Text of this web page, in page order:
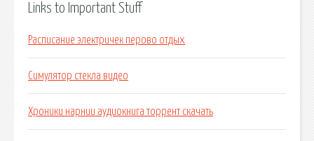
Links to Important Stuff
Расписание электричек перово отдых
Симулятор стекла видео
Хроники нарнии аудиокнига торрент скачать